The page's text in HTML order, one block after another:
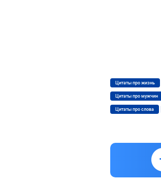
Цитаты про жизнь
Цитаты про мужчин
Цитаты про слова